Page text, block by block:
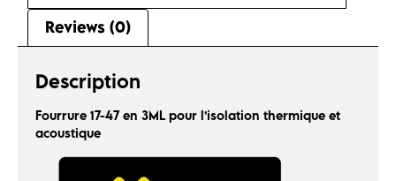
Reviews (0)
Description
Fourrure 17-47 en 3ML pour l’isolation thermique et
acoustique